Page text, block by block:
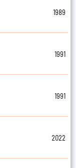
1989
1991
1991
2022